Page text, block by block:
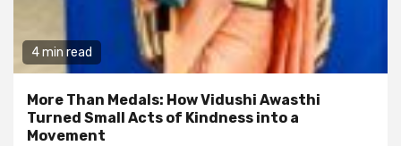
4 min read
More Than Medals: How Vidushi Awasthi
Turned Small Acts of Kindness into a
Movement